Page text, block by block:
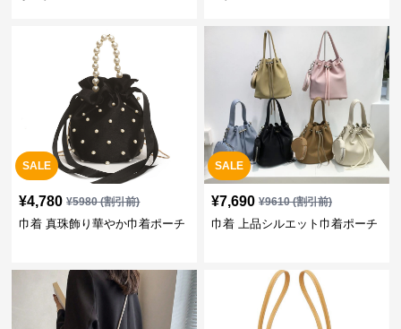
SALE
¥4,780 ¥5980(割引前)
巾着 真珠飾り華やか巾着ポーチ
SALE
¥7,690 ¥9610(割引前)
巾着 上品シルエット巾着ポーチ